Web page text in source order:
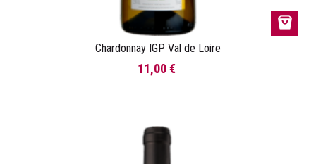
Chardonnay IGP Val de Loire
11,00 €